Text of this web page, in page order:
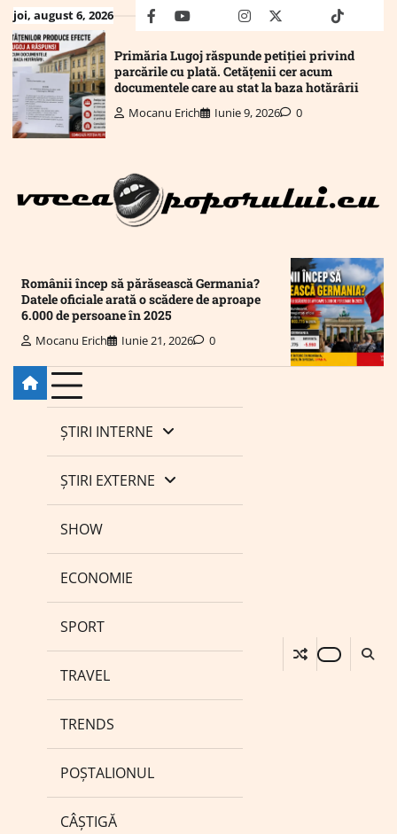
Skip
to
content
joi, august 6, 2026 facebookyoutubeMailinstagram
twitter truthtiktok
Primăria Lugoj răspunde petiției privind
parcările cu plată. Cetățenii cer acum
documentele care au stat la baza hotărârii
Mocanu Erich Iunie 9, 2026 0
Românii încep să părăsească Germania?
Datele oficiale arată o scădere de aproape
6.000 de persoane în 2025
Mocanu Erich Iunie 21, 2026 0
ȘTIRI INTERNE
ȘTIRI EXTERNE
SHOW
ECONOMIE
SPORT
TRAVEL
TRENDS
POȘTALIONUL
CÂȘTIGĂ